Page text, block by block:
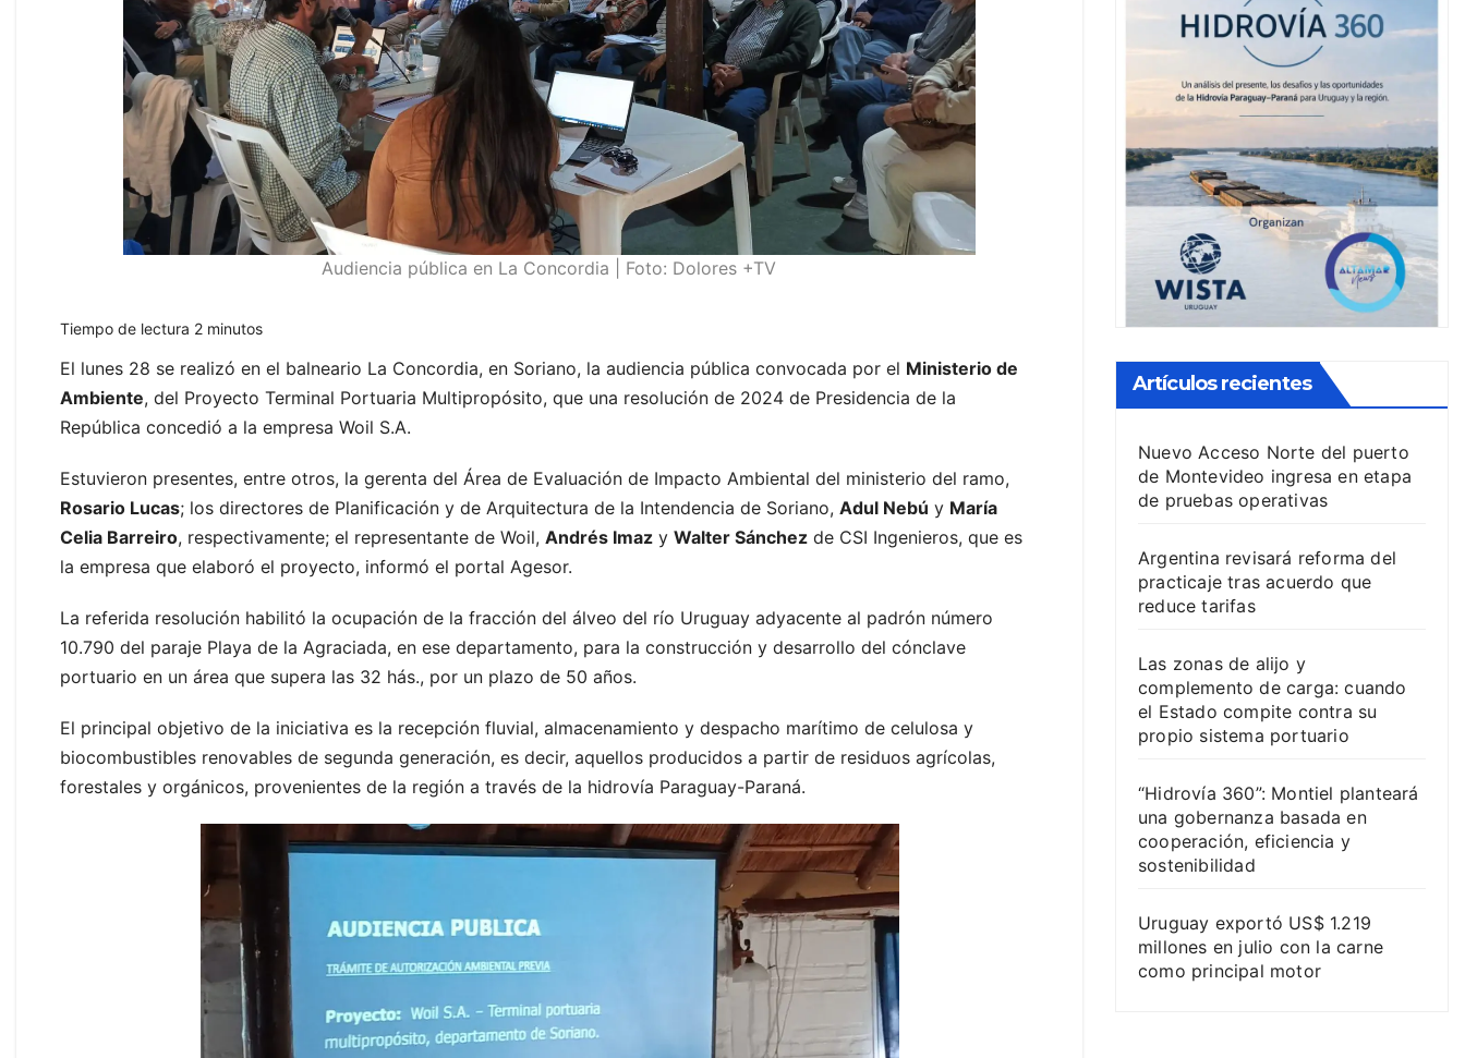
Audiencia pública en La Concordia | Foto: Dolores +TV
Tiempo de lectura 2 minutos
El lunes 28 se realizó en el balneario La Concordia, en Soriano, la audiencia pública convocada por el Ministerio de
Ambiente, del Proyecto Terminal Portuaria Multipropósito, que una resolución de 2024 de Presidencia de la
República concedió a la empresa Woil S.A.
Estuvieron presentes, entre otros, la gerenta del Área de Evaluación de Impacto Ambiental del ministerio del ramo,
Rosario Lucas; los directores de Planificación y de Arquitectura de la Intendencia de Soriano, Adul Nebú y María
Celia Barreiro, respectivamente; el representante de Woil, Andrés Imaz y Walter Sánchez de CSI Ingenieros, que es
la empresa que elaboró el proyecto, informó el portal Agesor.
La referida resolución habilitó la ocupación de la fracción del álveo del río Uruguay adyacente al padrón número
10.790 del paraje Playa de la Agraciada, en ese departamento, para la construcción y desarrollo del cónclave
portuario en un área que supera las 32 hás., por un plazo de 50 años.
El principal objetivo de la iniciativa es la recepción fluvial, almacenamiento y despacho marítimo de celulosa y
biocombustibles renovables de segunda generación, es decir, aquellos producidos a partir de residuos agrícolas,
forestales y orgánicos, provenientes de la región a través de la hidrovía Paraguay-Paraná.
Artículos recientes
Nuevo Acceso Norte del puerto
de Montevideo ingresa en etapa
de pruebas operativas
Argentina revisará reforma del
practicaje tras acuerdo que
reduce tarifas
Las zonas de alijo y
complemento de carga: cuando
el Estado compite contra su
propio sistema portuario
“Hidrovía 360”: Montiel planteará
una gobernanza basada en
cooperación, eficiencia y
sostenibilidad
Uruguay exportó US$ 1.219
millones en julio con la carne
como principal motor